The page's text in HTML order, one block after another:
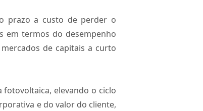
prazo a custo de perder o
em termos do desempenho
de capitais a curto
elevando o ciclo
e do valor do cliente,